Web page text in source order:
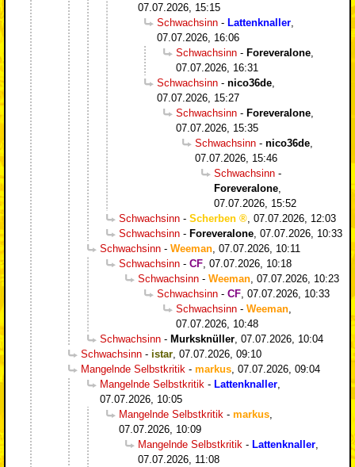
07.07.2026, 15:15
Schwachsinn - Lattenknaller
07.07.2026, 16:06
Schwachsinn - Foreveralone
07.07.2026, 16:31
Schwachsinn - nico36de
07.07.2026, 15:27
Schwachsinn - Foreveralone
07.07.2026, 15:35
Schwachsinn - nico36de
07.07.2026, 15:46
Schwachsinn -
Foreveralone
07.07.2026, 15:52
Schwachsinn - Scherben
07.07.2026, 12:03
Schwachsinn - Foreveralone 07.07.2026, 10:33
Schwachsinn - Weeman 07.07.2026, 10:11
Schwachsinn - CF 07.07.2026, 10:18
Schwachsinn - Weeman 07.07.2026, 10:23
Schwachsinn - CF 07.07.2026, 10:33
Schwachsinn - Weeman
07.07.2026, 10:48
Schwachsinn - Murksknüller 07.07.2026, 10:04
Schwachsinn - istar 07.07.2026, 09:10
Mangelnde Selbstkritik - markus 07.07.2026, 09:04
Mangelnde Selbstkritik - Lattenknaller
07.07.2026, 10:05
Mangelnde Selbstkritik - markus
07.07.2026, 10:09
Mangelnde Selbstkritik - Lattenknaller
07.07.2026, 11:08